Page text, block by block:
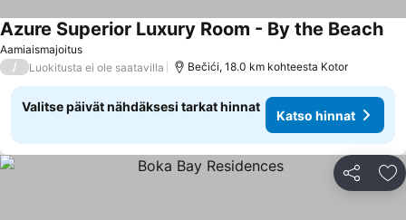
Aamiaismajoitus
Azure Superior Luxury Room - By the Beach
/ Luokitusta ei ole saatavilla Bečići, 18.0 km kohteesta Kotor
Valitse päivät nähdäksesi tarkat hinnat
Katso hinnat
Jaa